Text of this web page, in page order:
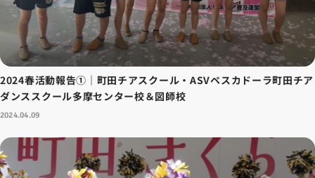
2024春活動報告①｜町田チアスクール・ASVペスカドーラ町田チア
ダンススクール多摩センター校＆図師校
2024.04.09